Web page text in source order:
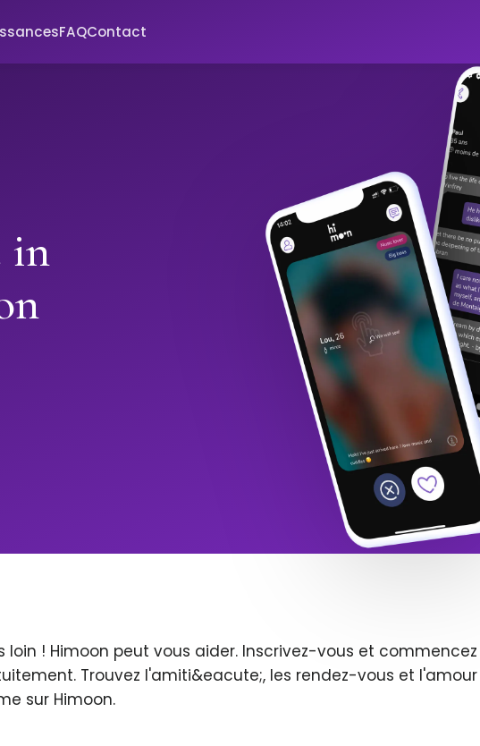
FAQContact
in
loin ! Himoon peut vous aider. Inscrivez-vous et commencez
Trouvez l'amiti&eacute;, les rendez-vous et l'amour
sur Himoon.